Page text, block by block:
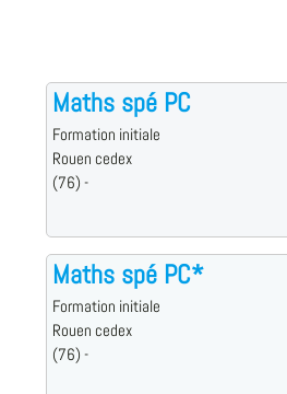
Maths spé PC
Formation initiale
Rouen cedex
(76) -
Maths spé PC*
Formation initiale
Rouen cedex
(76) -